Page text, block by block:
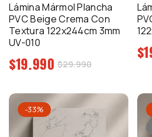
Lámina Mármol Plancha
PVC Beige Crema Con
Textura 122x244cm 3mm
UV-010
Precio
regular
$19.990Precio
venta
$29.990
-33%